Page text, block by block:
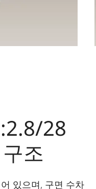
28
조
있으며, 구면 수차